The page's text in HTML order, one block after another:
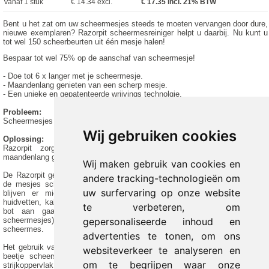
Wij gebruiken cookies
Wij maken gebruik van cookies en
andere tracking-technologieën om
uw surfervaring op onze website
te verbeteren, om
gepersonaliseerde inhoud en
advertenties te tonen, om ons
websiteverkeer te analyseren en
om te begrijpen waar onze
Vanaf 1 stuk € 14.34 excl. €17.35 incl. 21% BTW
Bent u het zat om uw scheermesjes steeds te moeten vervangen door dure,
nieuwe exemplaren? Razorpit scheermesreiniger helpt u daarbij. Nu kunt u
tot wel 150 scheerbeurten uit één mesje halen!
Bespaar tot wel 75% op de aanschaf van scheermesje!
- Doe tot 6 x langer met je scheermesje.
- Maandenlang genieten van een scherp mesje.
- Een unieke en gepatenteerde wrijvings technolgie.
Probleem:
Scheermesjes zijn duur en snel bot na slechts een paar keer scheren!
Oplossing:
Razorpit zorgt voor schone en scherpe scheermesjes, zodat je
maandenlang geniet van een scherp mesje!
De Razorpit gebruikt een unieke en gepatenteerde wrijving technologie om
de mesjes schoon te maken en scherp te houden. Na elke scheerbeurt
blijven er microscopisch kleine deeltjes achter, zoals huidresten en
huidvetten, kalk en keratine. Dit zorgt ervoor dat de scheermesjes al snel
bot aan gaan voelen. De snede (het scherpe gedeelte van uw
scheermesjes) behoudt voor een zeer lange tijd de scherpte van een nieuw
scheermes.
Het gebruik van de Razorpit is heel eenvoudig. Breng na het scheren een
beetje scheerschuim met de kwast of vanuit de spuitbus aan op het
strijkoppervlak. Hiermee maak je het mogelijk voor je mesje om goed op en